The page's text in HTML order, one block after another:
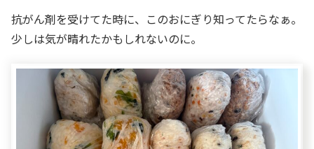
抗がん剤を受けてた時に、このおにぎり知ってたらなぁ。
少しは気が晴れたかもしれないのに。